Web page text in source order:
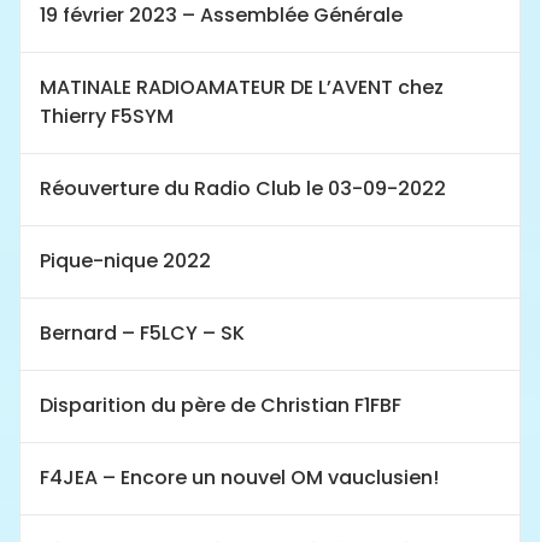
19 février 2023 – Assemblée Générale
MATINALE RADIOAMATEUR DE L’AVENT chez
Thierry F5SYM
Réouverture du Radio Club le 03-09-2022
Pique-nique 2022
Bernard – F5LCY – SK
Disparition du père de Christian F1FBF
F4JEA – Encore un nouvel OM vauclusien!